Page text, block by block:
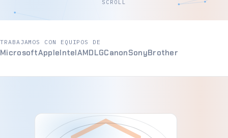
SCROLL
TRABAJAMOS CON EQUIPOS DE
MicrosoftAppleIntelAMDLGCanonSonyBrother